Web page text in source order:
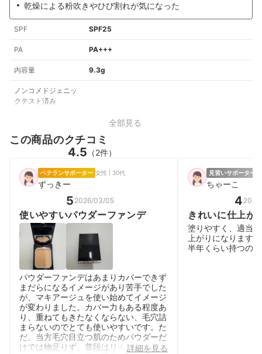
乾燥による粉吹きやひび割れが気になった
SPF SPF25
PA PA+++
内容量 9.3g
ノンコメドジェニッ
クテスト済み
全部見る
この商品のクチコミ
4.5 （2件）
ベテランサポーター 女性 | 30代
ずっきー
5 2026/03/05
使いやすいパウダーファンデ
パウダーファンデはあまりカバーできず
まだらになるイメージがあり苦手でした
が、マキアージュを使い始めてイメージ
が変わりました。カバー力もある程度あ
り、重ねてもきたなくならない、毛穴詰
まらないのでとても使いやすいです。た
だ、当方毛穴目立つ肌のためパウダーだ
けでは物足りず、普段はリキッドメイン
詳細を見る
見習いサポーター
ちゃーこ
4
きれいに仕上が
塗りやすく、適当
上がりになります
半年くらい持つの